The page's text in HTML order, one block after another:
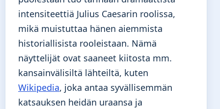
intensiteettiä Julius Caesarin roolissa,
mikä muistuttaa hänen aiemmista
historiallisista rooleistaan. Nämä
näyttelijät ovat saaneet kiitosta mm.
kansainvälisiltä lähteiltä, kuten
Wikipedia, joka antaa syvällisemmän
katsauksen heidän uraansa ja